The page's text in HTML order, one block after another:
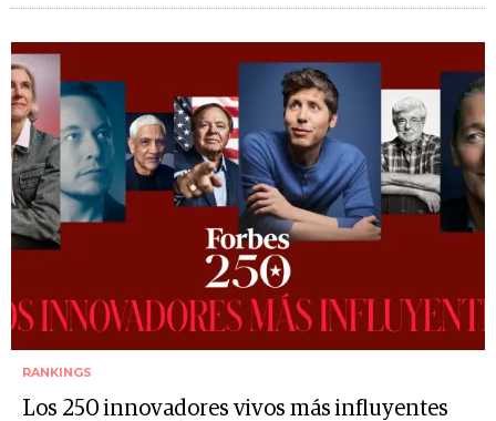
RANKINGS
Los 250 innovadores vivos más influyentes